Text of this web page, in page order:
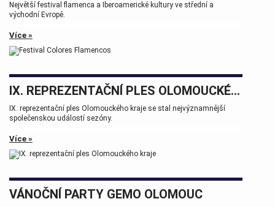
Největší festival flamenca a Iberoamerické kultury ve střední a
východní Evropě.
Více »
IX. REPREZENTAČNÍ PLES OLOMOUCKÉHO KRAJE
IX. reprezentační ples Olomouckého kraje se stal nejvýznamnější
společenskou událostí sezóny.
Více »
VÁNOČNÍ PARTY GEMO OLOMOUC